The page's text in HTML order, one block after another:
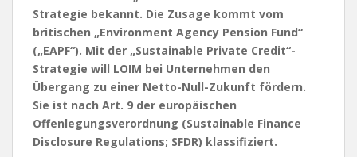
Strategie bekannt. Die Zusage kommt vom
britischen „Environment Agency Pension Fund“
(„EAPF“). Mit der „Sustainable Private Credit“-
Strategie will LOIM bei Unternehmen den
Übergang zu einer Netto-Null-Zukunft fördern.
Sie ist nach Art. 9 der europäischen
Offenlegungsverordnung (Sustainable Finance
Disclosure Regulations; SFDR) klassifiziert.